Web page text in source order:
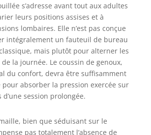
améliorant ainsi
votre
concentration et
votre productivité
Mobilité
Optimisée :
Équipée de 4
roulettes en
plastique
amovibles
degrés, cette
chaise se déplace
s’adresse avant tout aux adultes
leurs positions assises et à
lombaires. Elle n’est pas conçue
intégralement un fauteuil de bureau
mais plutôt pour alterner les
la journée. Le coussin de genoux,
du confort, devra être suffisamment
absorber la pression exercée sur
session prolongée.
bien que séduisant sur le
pas totalement l’absence de